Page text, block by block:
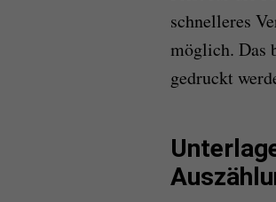
schnelleres
möglich. Das
gedruckt